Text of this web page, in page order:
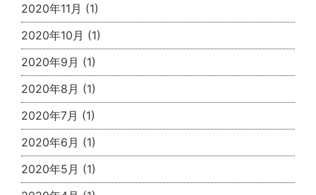
2020年11月 (1)
2020年10月 (1)
2020年9月 (1)
2020年8月 (1)
2020年7月 (1)
2020年6月 (1)
2020年5月 (1)